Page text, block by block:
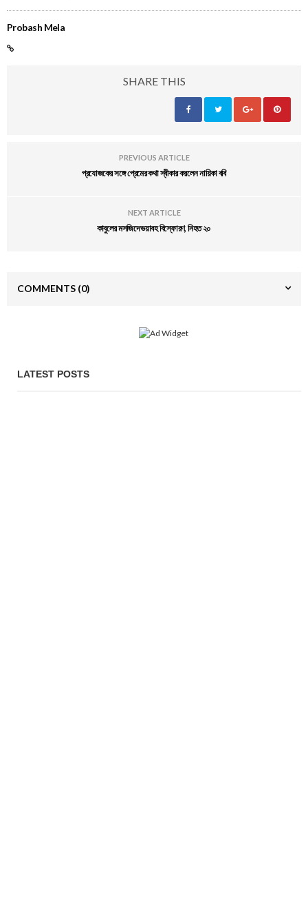
Probash Mela
SHARE THIS
PREVIOUS ARTICLE
প্রযোজকের সঙ্গে প্রেমের কথা স্বীকার করলেন নায়িকা ববি
NEXT ARTICLE
কাবুলের মসজিদে ভয়াবহ বিস্ফোরণ, নিহত ২০
COMMENTS (0)
LATEST POSTS